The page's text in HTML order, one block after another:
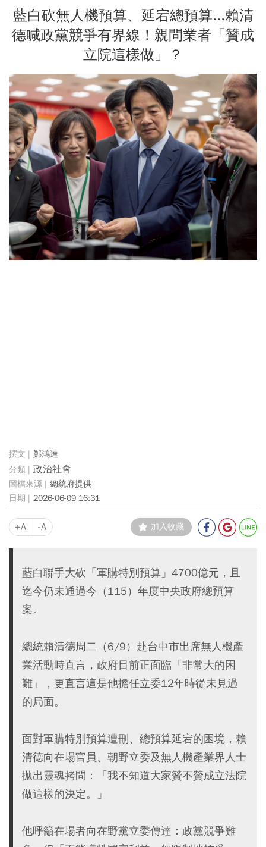
藍白砍無人機預算、延宕總預算...賴清
德喊政黨競爭有界線！親問業者「贊成
立院這樣做」？
鄭鴻達
政治社會
總統府提供
2026-06-09 16:31
+A -A 加入收藏
藍白聯手大砍「軍購特別預算」4700億元，且
迄今仍未通過今（115）年度中央政府總預算
案。
總統賴清德周二（6/9）赴台中市出席無人機產
業活動時直言，政府目前正面臨「非常大的困
難」，更直言這是他擔任立委12年時從未見過
的局面。
面對軍購特別預算遭刪、總預算延宕的困境，賴
清德向在場官員、朝野立委及無人機產業界人士
拋出靈魂拷問：「我不知道大家贊不贊成立法院
做這樣的決定。」
他呼籲在場者向在野黨立委傳達：政黨競爭難